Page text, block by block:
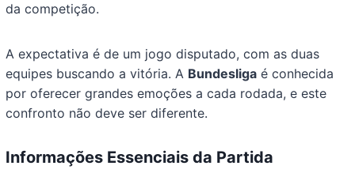
da competição.
A expectativa é de um jogo disputado, com as duas
equipes buscando a vitória. A Bundesliga é conhecida
por oferecer grandes emoções a cada rodada, e este
confronto não deve ser diferente.
Informações Essenciais da Partida